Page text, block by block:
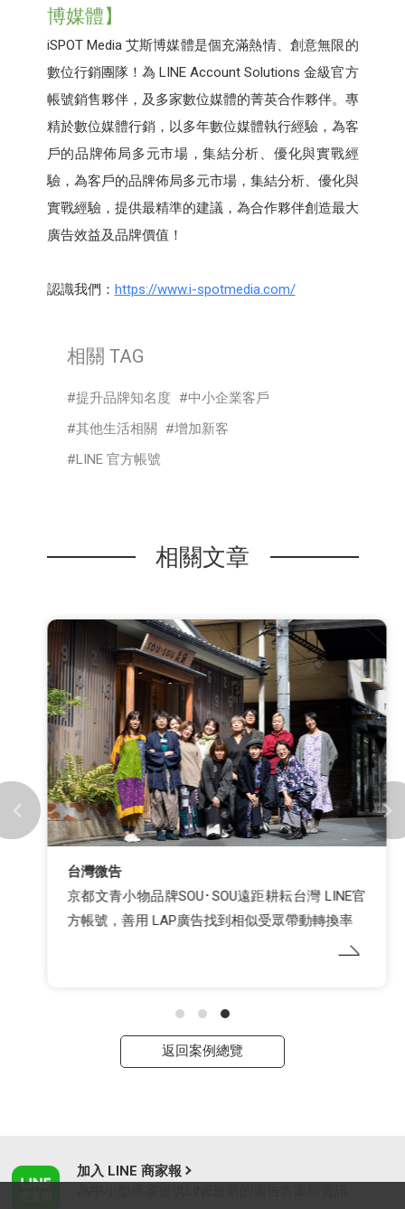
博媒體】
iSPOT Media 艾斯博媒體是個充滿熱情、創意無限的
數位行銷團隊！為 LINE Account Solutions 金級官方
帳號銷售夥伴，及多家數位媒體的菁英合作夥伴。專
精於數位媒體行銷，以多年數位媒體執行經驗，為客
戶的品牌佈局多元市場，集結分析、優化與實戰經
驗，為客戶的品牌佈局多元市場，集結分析、優化與
實戰經驗，提供最精準的建議，為合作夥伴創造最大
廣告效益及品牌價值！
認識我們： https://www.i-spotmedia.com/
相關 TAG
提升品牌知名度
中小企業客戶
其他生活相關
增加新客
LINE 官方帳號
相關文章
台灣微告
京都文青小物品牌SOU･SOU遠距耕耘台灣 LINE官
方帳號，善用 LAP廣告找到相似受眾帶動轉換率
返回案例總覽
加入 LINE 商家報